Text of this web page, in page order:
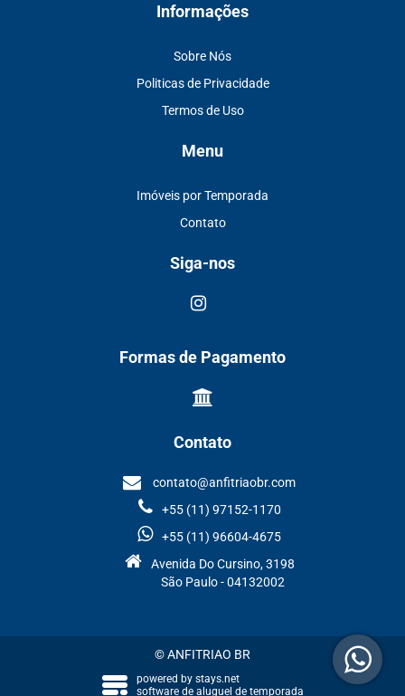
Informações
Sobre Nós
Politicas de Privacidade
Termos de Uso
Menu
Imóveis por Temporada
Contato
Siga-nos
Formas de Pagamento
Contato
contato@anfitriaobr.com
+55 (11) 97152-1170
+55 (11) 96604-4675
Avenida Do Cursino, 3198
São Paulo - 04132002
© ANFITRIAO BR
powered by stays.net
software de aluguel de temporada